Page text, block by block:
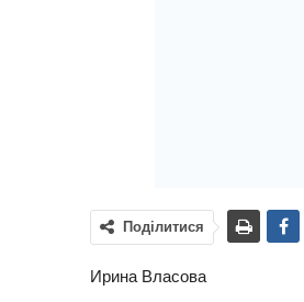
Поділитися
Ирина Власова